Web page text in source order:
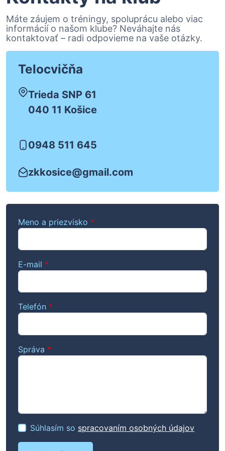
Máte záujem o tréningy, spoluprácu alebo viac
informácií o našom klube? Neváhajte nás
kontaktovať – radi odpovieme na vaše otázky.
Telocvičňa
Trieda SNP 61
040 11 Košice
0948 511 645
zkkosice@gmail.com
Meno a priezvisko *
E-mail *
Telefón *
Správa *
Súhlasím so spracovaním osobných údajov